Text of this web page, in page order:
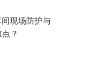
现场防护与
？